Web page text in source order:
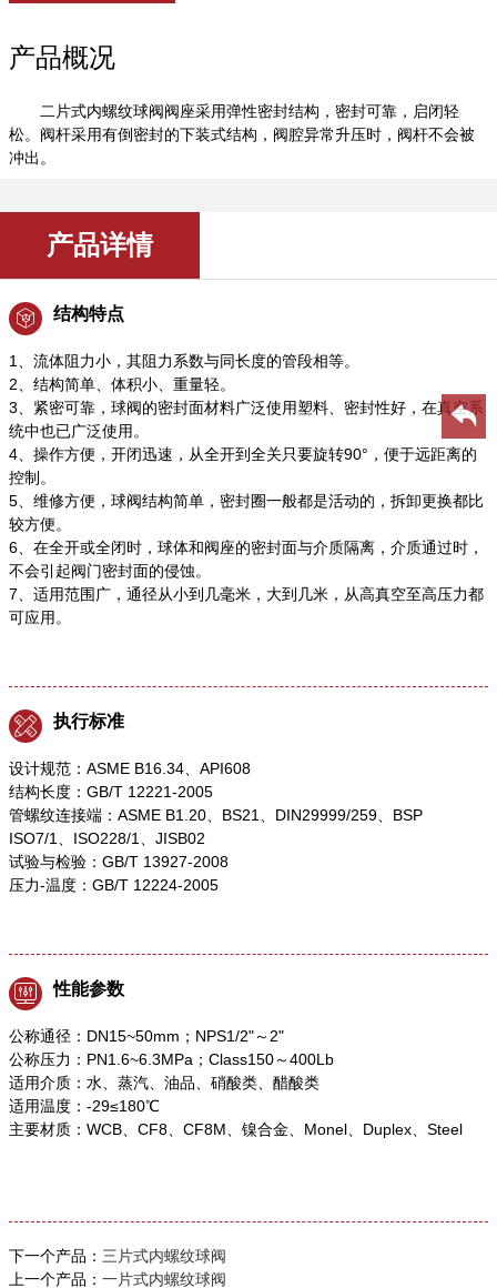
产品概况
二片式内螺纹球阀阀座采用弹性密封结构，密封可靠，启闭轻
松。阀杆采用有倒密封的下装式结构，阀腔异常升压时，阀杆不会被
冲出。
产品详情
结构特点
1、流体阻力小，其阻力系数与同长度的管段相等。
2、结构简单、体积小、重量轻。
3、紧密可靠，球阀的密封面材料广泛使用塑料、密封性好，在真空系
统中也已广泛使用。
4、操作方便，开闭迅速，从全开到全关只要旋转90°，便于远距离的
控制。
5、维修方便，球阀结构简单，密封圈一般都是活动的，拆卸更换都比
较方便。
6、在全开或全闭时，球体和阀座的密封面与介质隔离，介质通过时，
不会引起阀门密封面的侵蚀。
7、适用范围广，通径从小到几毫米，大到几米，从高真空至高压力都
可应用。
执行标准
设计规范：ASME B16.34、API608
结构长度：GB/T 12221-2005
管螺纹连接端：ASME B1.20、BS21、DIN29999/259、BSP
ISO7/1、ISO228/1、JISB02
试验与检验：GB/T 13927-2008
压力-温度：GB/T 12224-2005
性能参数
公称通径：DN15~50mm；NPS1/2"～2"
公称压力：PN1.6~6.3MPa；Class150～400Lb
适用介质：水、蒸汽、油品、硝酸类、醋酸类
适用温度：-29≤180℃
主要材质：WCB、CF8、CF8M、镍合金、Monel、Duplex、Steel
下一个产品： 三片式内螺纹球阀
上一个产品： 一片式内螺纹球阀